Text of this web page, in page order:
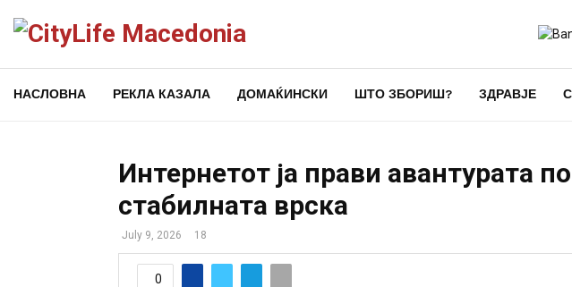
НАСЛОВНА РЕКЛА КАЗАЛА ДОМАЌИНСКИ ШТО ЗБОРИШ? ЗДРАВЈЕ
Интернетот ја прави авантурата
стабилната врска
July 9, 2026 18
0